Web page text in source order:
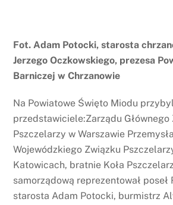
Fot. Adam Potocki, starosta
Jerzego Oczkowskiego, prezesa
Barniczej w Chrzanowie
Na Powiatowe Święto Miodu
przedstawiciele:Zarządu Głównego
Pszczelarzy w Warszawie
Wojewódzkiego Związku
Katowicach, bratnie Koła
samorządową reprezentował poseł
starosta Adam Potocki, burmistrz